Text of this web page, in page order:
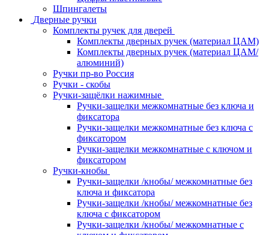
Шпингалеты
Дверные ручки
Комплекты ручек для дверей
Комплекты дверных ручек (материал ЦАМ)
Комплекты дверных ручек (материал ЦАМ/
алюминий)
Ручки пр-во Россия
Ручки - скобы
Ручки-защёлки нажимные
Ручки-защелки межкомнатные без ключа и
фиксатора
Ручки-защелки межкомнатные без ключа с
фиксатором
Ручки-защелки межкомнатные с ключом и
фиксатором
Ручки-кнобы
Ручки-защелки /кнобы/ межкомнатные без
ключа и фиксатора
Ручки-защелки /кнобы/ межкомнатные без
ключа с фиксатором
Ручки-защелки /кнобы/ межкомнатные с